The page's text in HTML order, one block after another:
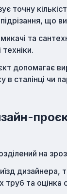
точну
що
та
допомагає
в сталінці чи
на
дизайнера,
труб та оцінка